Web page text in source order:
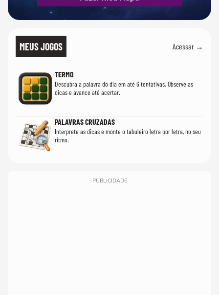
MEUS JOGOS Acessar →
TERMO
Descubra a palavra do dia em até 6 tentativas. Observe as
dicas e avance até acertar.
PALAVRAS CRUZADAS
Interprete as dicas e monte o tabuleiro letra por letra, no seu
ritmo.
PUBLICIDADE